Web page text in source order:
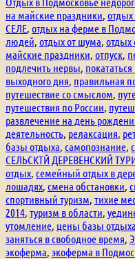
на майские праздники
СЕЛЕ отдых на ферме в
людей отдых от шума отдых
майские праздники отпуск
подлечить нервы
выходного дня правильная
путешествие со смыслом
путешествия по России
развлечение на день
деятельность релаксация
базы отдыха самопознание
СЕЛЬСКТЙ ДЕРЕВЕНСКИЙ
отдых семейный отдых в
лошадях смена обстановки
спортивный туризм тихие
2014 туризм в области
утомление цены базы отдыха
заняться в свободное время
экоферма экоферма в